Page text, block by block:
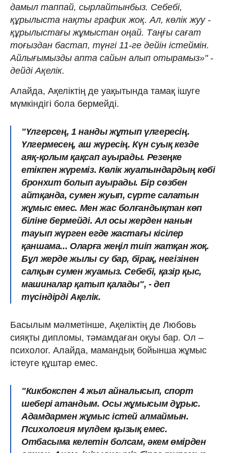
дамыл таппай, сырлайтынбыз. Себебі,
құрылыста нақты график жоқ. Ал, көлік жуу -
құрылыстағы жұмыстан оңай. Таңғы сағат
тоғыздан бастап, түнгі 11-ге дейін істеймін.
Айлығымызды апта сайын алып отырамыз»" -
дейді Ақелік.
Алайда, Ақеліктің де уақытында тамақ ішуге
мүмкіндігі бола бермейді.
"Үлгерсең, 1 нанды жұтып үлгересің.
Үлгермесең, аш жүресің. Күн суық кезде
аяқ-қолым қақсап ауырады. Резеңке
етікпен жүреміз. Көлік жуатындардың көбі
бронхит болып ауырады. Бір сөзбен
айтқанда, сумен жуып, сүрте салатын
жұмыс емес. Мен жас болғандықтан көп
біліне бермейді. Ал осы жерден нанын
тауып жүрген егде жастағы кісілер
қаншама... Оларға жеңіл тиіп жатқан жоқ.
Бұл жерде жылы су бар, бірақ, негізінен
салқын сумен жуамыз. Себебі, қазір қыс,
машиналар қатып қалады", - деп
түсіндірді Ақелік.
Басылым мәлметінше, Ақеліктің де Любовь
сияқты дипломы, тәмамдаған оқуы бар. Ол –
психолог. Алайда, мамандық бойынша жұмыс
істеуге құштар емес.
"Кикбокспен 4 жыл айналысып, спорт
шебері атандым. Осы жұмысым дұрыс.
Адамдармен жұмыс істей алмаймын.
Психология мүлдем қызық емес.
Отбасыма келетін болсам, әкем өмірден